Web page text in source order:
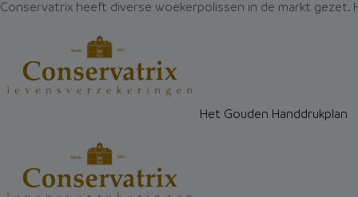
Conservatrix heeft diverse woekerpolissen in de markt
Het Gouden Handdrukplan